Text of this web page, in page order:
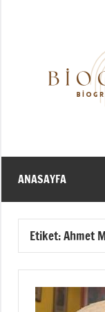
ANASAYFA
Etiket:Ahmet